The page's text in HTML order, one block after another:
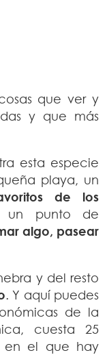
que ver y
y que más
esta especie
playa, un
de los
un punto de
algo, pasear
y del resto
. Y aquí puedes
de la
cuesta 25
en el que hay